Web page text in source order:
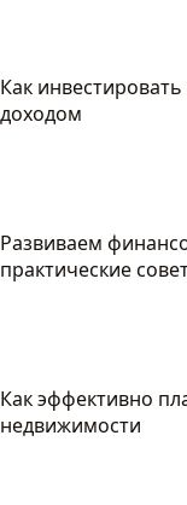
Как
доходом
Развиваем
практические
Как эффективно
недвижимости